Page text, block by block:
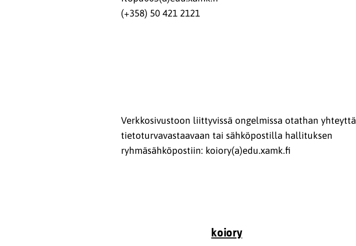
(+358) 50 421 2121
Verkkosivustoon liittyvissä ongelmissa otathan yhteyttä
tietoturvavastaavaan tai sähköpostilla hallituksen
ryhmäsähköpostiin: koiory(a)edu.xamk.fi
koiory